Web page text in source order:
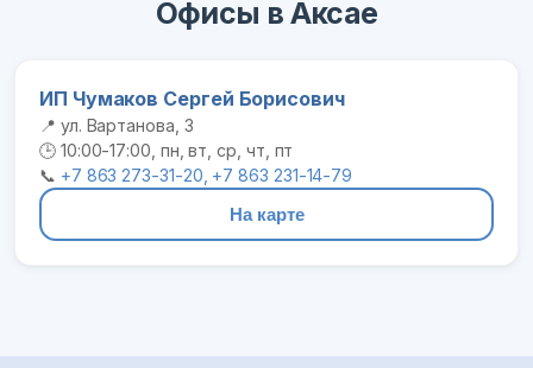
Офисы в Аксае
ИП Чумаков Сергей Борисович
📍 ул. Вартанова, 3
🕒 10:00-17:00, пн, вт, ср, чт, пт
📞 +7 863 273-31-20, +7 863 231-14-79
На карте